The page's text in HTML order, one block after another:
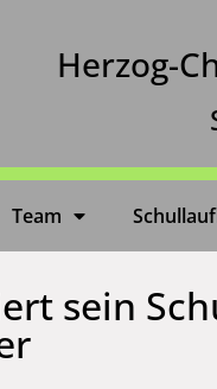
Herzog-
Team
sein